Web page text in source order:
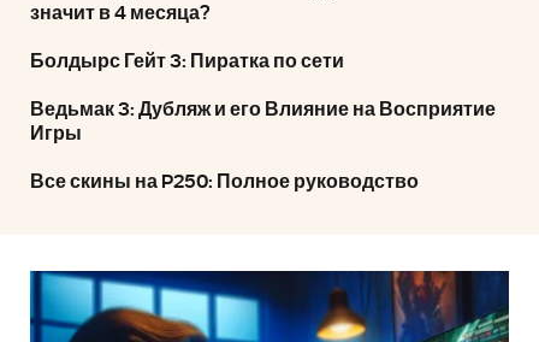
значит в 4 месяца?
Болдырс Гейт 3: Пиратка по сети
Ведьмак 3: Дубляж и его Влияние на Восприятие
Игры
Все скины на P250: Полное руководство